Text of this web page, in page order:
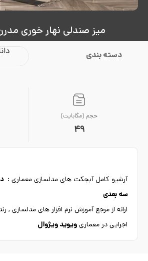
میز صندلی نهار خوری مدرن-
دسته بندی
حجم (مگابایت)
49
آرشیو کامل آبجکت های مدلسازی معماری :
سه بعدی
ارائه از مرجع آموزش نرم افزار های مدلسازی ,
اجرایی در معماریویوید ویژوال